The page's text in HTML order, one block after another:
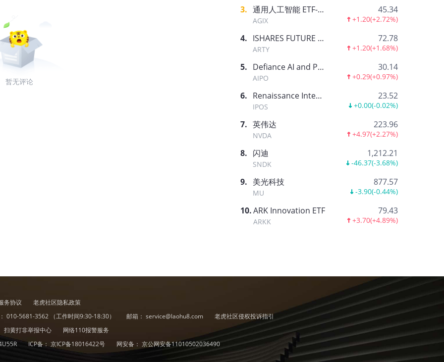
暂无评论
3. 通用人工智能 ETF-AGIX
AGIX
45.34
+1.20(+2.72%)
4. ISHARES FUTURE AI & TECH ETF
ARTY
72.78
+1.20(+1.68%)
5. Defiance AI and Power Infrastructure ETF
AIPO
30.14
+0.29(+0.97%)
6. Renaissance International IPO ETF
IPOS
23.52
+0.00(-0.02%)
7. 英伟达
NVDA
223.96
+4.97(+2.27%)
8. 闪迪
SNDK
1,212.21
-46.37(-3.68%)
9. 美光科技
MU
877.57
-3.90(-0.44%)
10.ARK Innovation ETF
ARKK
79.43
+3.70(+4.89%)
务协议
老虎社区隐私政策
010-5681-3562 （工作时间9:30-18:30） 邮箱： service@laohu8.com
老虎社区侵权投诉指引
扫黄打非举报中心
网络110报警服务
ICP备： 京ICP备18016422号 网安备： 京公网安备11010502036490